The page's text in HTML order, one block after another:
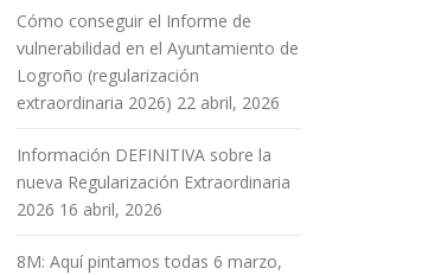
Cómo conseguir el Informe de
vulnerabilidad en el Ayuntamiento de
Logroño (regularización
extraordinaria 2026) 22 abril, 2026
Información DEFINITIVA sobre la
nueva Regularización Extraordinaria
2026 16 abril, 2026
8M: Aquí pintamos todas 6 marzo,